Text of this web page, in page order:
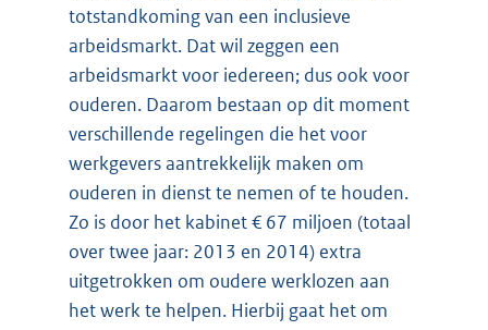
totstandkoming van een inclusieve
arbeidsmarkt. Dat wil zeggen een
arbeidsmarkt voor iedereen; dus ook voor
ouderen. Daarom bestaan op dit moment
verschillende regelingen die het voor
werkgevers aantrekkelijk maken om
ouderen in dienst te nemen of te houden.
Zo is door het kabinet € 67 miljoen (totaal
over twee jaar: 2013 en 2014) extra
uitgetrokken om oudere werklozen aan
het werk te helpen. Hierbij gaat het om